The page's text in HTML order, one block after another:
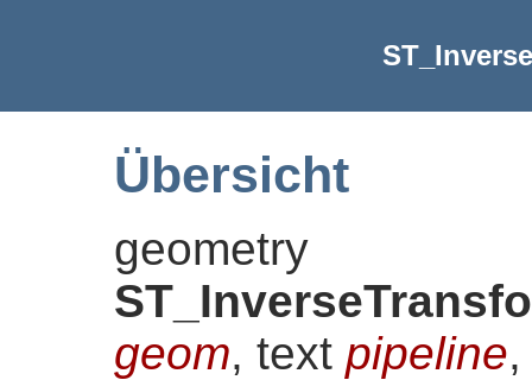
Übersicht
geometry
geom, text pipeline